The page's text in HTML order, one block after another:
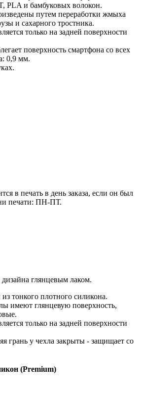
PLA и бамбуковых волокон.
путем переработки жмыха
и сахарного тростника.
только на задней поверхности
поверхность смартфона со всех
0,9 мм.
в печать в день заказа, если он был
печати: ПН-ПТ.
глянцевым лаком.
тонкого плотного силикона.
имеют глянцевую поверхность,
только на задней поверхности
грань у чехла закрыты - защищает со
(Premium)